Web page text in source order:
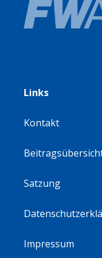
Links
Kontakt
Satzung
Impressum